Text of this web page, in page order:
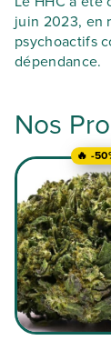
juin 2023, en
psychoactifs
dépendance.
Nos
🔥 -